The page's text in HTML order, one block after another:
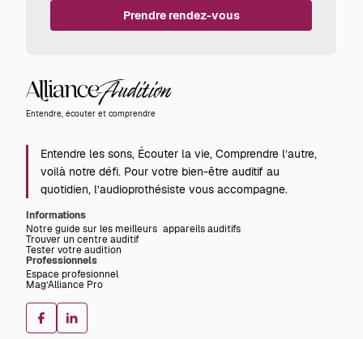
Prendre rendez-vous
Audition
Entendre, écouter et comprendre
Entendre les sons, Écouter la vie, Comprendre l’autre,
voilà notre défi. Pour votre bien-être auditif au
quotidien, l’audioprothésiste vous accompagne.
Informations
Notre guide sur les meilleurs appareils auditifs
Trouver un centre auditif
Tester votre audition
Professionnels
Espace profesionnel
Mag’Alliance Pro